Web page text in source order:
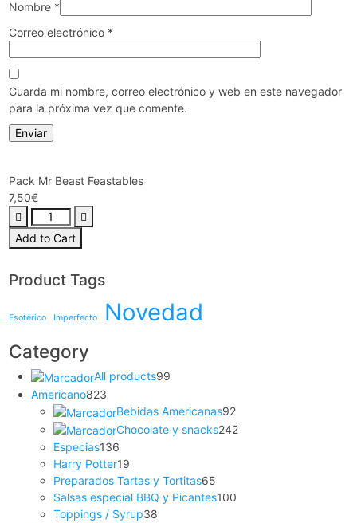
Nombre *
Correo electrónico *
Guarda mi nombre, correo electrónico y web en este navegador
para la próxima vez que comente.
Pack Mr Beast Feastables
7,50€
Add to Cart
Product Tags
Esotérico Imperfecto Novedad
Category
All products99
Americano823
Bebidas Americanas92
Chocolate y snacks242
Especias136
Harry Potter19
Preparados Tartas y Tortitas65
Salsas especial BBQ y Picantes100
Toppings / Syrup38